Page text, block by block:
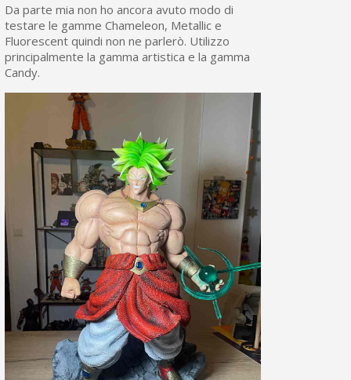
Da parte mia non ho ancora avuto modo di
testare le gamme Chameleon, Metallic e
Fluorescent quindi non ne parlerò. Utilizzo
principalmente la gamma artistica e la gamma
Candy.